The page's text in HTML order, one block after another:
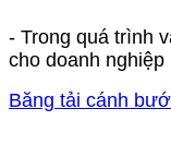
- Trong quá trình
cho doanh nghiệp
Băng tải cánh